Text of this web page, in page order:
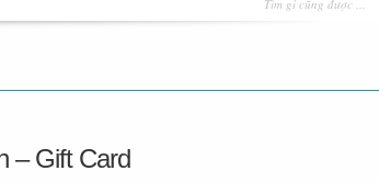
– Gift Card